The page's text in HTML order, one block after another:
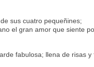
sus cuatro pequeñines;
el gran amor que siente
fabulosa; llena de risas y